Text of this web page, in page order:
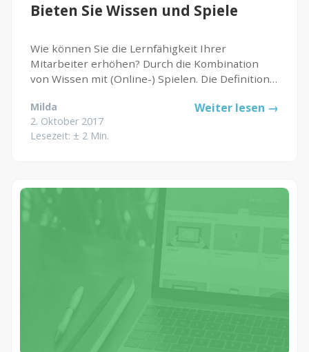
Bieten Sie Wissen und Spiele
Wie können Sie die Lernfähigkeit Ihrer
Mitarbeiter erhöhen? Durch die Kombination
von Wissen mit (Online-) Spielen. Die Definition: :
möchte was und wann sie will. Oder jemand, der
sich leicht ablenken...
Milda
2. Oktober 2017
Lesezeit: ± 2 Min.
Weiter lesen →